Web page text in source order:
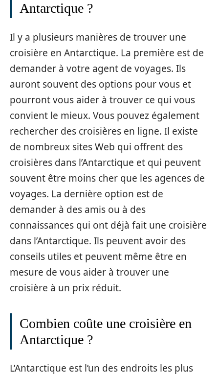
Antarctique ?
Il y a plusieurs manières de trouver une
croisière en Antarctique. La première est de
demander à votre agent de voyages. Ils
auront souvent des options pour vous et
pourront vous aider à trouver ce qui vous
convient le mieux. Vous pouvez également
rechercher des croisières en ligne. Il existe
de nombreux sites Web qui offrent des
croisières dans l’Antarctique et qui peuvent
souvent être moins cher que les agences de
voyages. La dernière option est de
demander à des amis ou à des
connaissances qui ont déjà fait une croisière
dans l’Antarctique. Ils peuvent avoir des
conseils utiles et peuvent même être en
mesure de vous aider à trouver une
croisière à un prix réduit.
Combien coûte une croisière en
Antarctique ?
L’Antarctique est l’un des endroits les plus